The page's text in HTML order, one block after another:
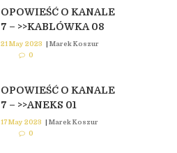
OPOWIEŚĆ O KANALE
7 – >>KABLÓWKA 08
21 May 2023 | Marek Koszur
0
OPOWIEŚĆ O KANALE
7 – >>ANEKS 01
17 May 2023
Marek Koszur
0